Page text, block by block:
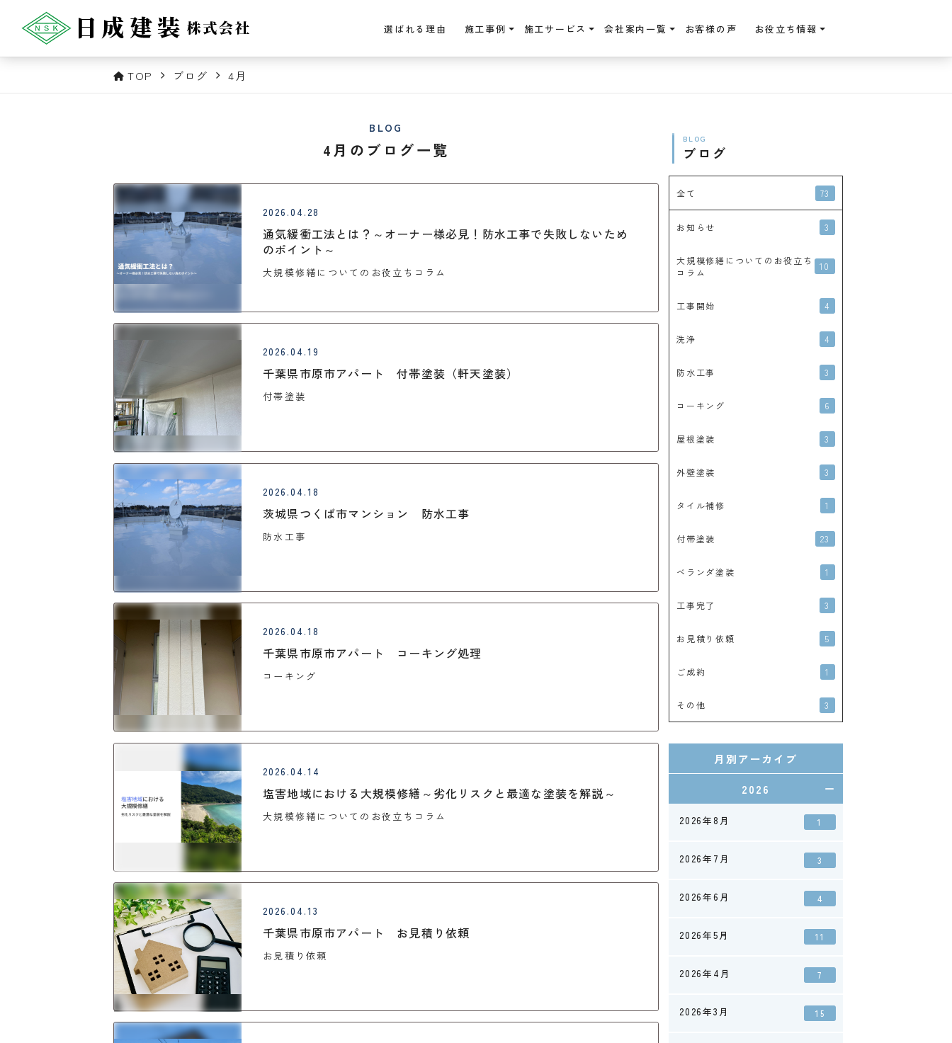
選ばれる理由 施工事例 施工サービス 会社案内一覧 お客様の声 お役立ち情報
TOP ブログ 4月
BLOG
4月のブログ一覧
2026.04.28
通気緩衝工法とは？～オーナー様必見！防水工事で失敗しないため
のポイント～
大規模修繕についてのお役立ちコラム
2026.04.19
千葉県市原市アパート 付帯塗装（軒天塗装）
付帯塗装
2026.04.18
茨城県つくば市マンション 防水工事
防水工事
2026.04.18
千葉県市原市アパート コーキング処理
コーキング
2026.04.14
塩害地域における大規模修繕～劣化リスクと最適な塗装を解説～
大規模修繕についてのお役立ちコラム
2026.04.13
千葉県市原市アパート お見積り依頼
お見積り依頼
BLOG
ブログ
全て 73
お知らせ 3
大規模修繕についてのお役立ち
コラム
10
工事開始 4
洗浄 4
防水工事 3
コーキング 6
屋根塗装 3
外壁塗装 3
タイル補修 1
付帯塗装 23
ベランダ塗装 1
工事完了 3
お見積り依頼 5
ご成約 1
その他 3
月別アーカイブ
2026
2026年8月 1
2026年7月 3
2026年6月 4
2026年5月 11
2026年4月 7
2026年3月 15